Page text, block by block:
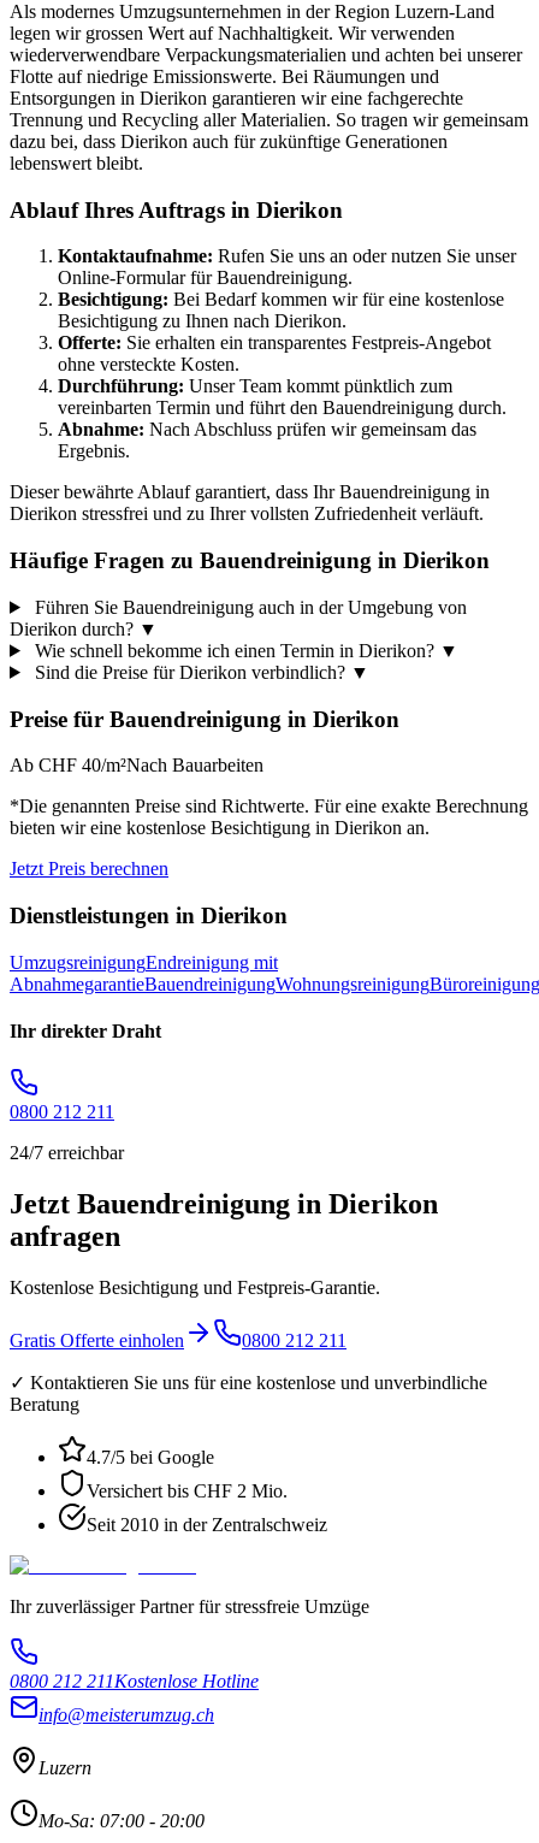
Als modernes Umzugsunternehmen in der Region Luzern-Land
legen wir grossen Wert auf Nachhaltigkeit. Wir verwenden
wiederverwendbare Verpackungsmaterialien und achten bei unserer
Flotte auf niedrige Emissionswerte. Bei Räumungen und
Entsorgungen in Dierikon garantieren wir eine fachgerechte
Trennung und Recycling aller Materialien. So tragen wir gemeinsam
dazu bei, dass Dierikon auch für zukünftige Generationen
lebenswert bleibt.
Ablauf Ihres Auftrags in Dierikon
Kontaktaufnahme: Rufen Sie uns an oder nutzen Sie unser
Online-Formular für Bauendreinigung.
Besichtigung: Bei Bedarf kommen wir für eine kostenlose
Besichtigung zu Ihnen nach Dierikon.
Offerte: Sie erhalten ein transparentes Festpreis-Angebot
ohne versteckte Kosten.
Durchführung: Unser Team kommt pünktlich zum
vereinbarten Termin und führt den Bauendreinigung durch.
Abnahme: Nach Abschluss prüfen wir gemeinsam das
Ergebnis.
Dieser bewährte Ablauf garantiert, dass Ihr Bauendreinigung in
Dierikon stressfrei und zu Ihrer vollsten Zufriedenheit verläuft.
Häufige Fragen zu Bauendreinigung in Dierikon
Führen Sie Bauendreinigung auch in der Umgebung von
Dierikon durch? ▼
Wie schnell bekomme ich einen Termin in Dierikon? ▼
Sind die Preise für Dierikon verbindlich? ▼
Preise für Bauendreinigung in Dierikon
Ab CHF 40/m²Nach Bauarbeiten
*Die genannten Preise sind Richtwerte. Für eine exakte Berechnung
bieten wir eine kostenlose Besichtigung in Dierikon an.
Jetzt Preis berechnen
Dienstleistungen in Dierikon
UmzugsreinigungEndreinigung mit
AbnahmegarantieBauendreinigungWohnungsreinigungBüroreinigung
Ihr direkter Draht
0800 212 211
24/7 erreichbar
Jetzt Bauendreinigung in Dierikon
anfragen
Kostenlose Besichtigung und Festpreis-Garantie.
Gratis Offerte einholen 0800 212 211
✓ Kontaktieren Sie uns für eine kostenlose und unverbindliche
Beratung
4.7/5 bei Google
Versichert bis CHF 2 Mio.
Seit 2010 in der Zentralschweiz
Ihr zuverlässiger Partner für stressfreie Umzüge
0800 212 211Kostenlose Hotline
info@meisterumzug.ch
Luzern
Mo-Sa: 07:00 - 20:00